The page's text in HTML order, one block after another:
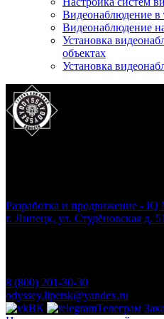
Видеонаблюдение в
Видеонаблюдение
Установка
объектах
Установка
Разработка и продвижение -
г. Липецк, ул. Студёновская д. 51
8 (800) 201-30-30
odyssey.lipetsk@yandex.ru
ВК
Телеграм